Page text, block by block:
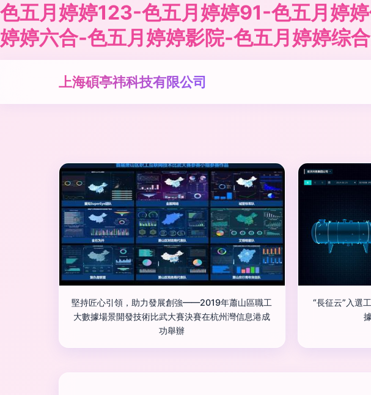
色五月婷婷123-色五月婷婷91-色五月婷
婷婷六合-色五月婷婷影院-色五月婷婷综
上海碩亭祎科技有限公司
堅持匠心引領，助力發展創強——2019年蕭山區職工
大數據場景開發技術比武大賽決賽在杭州灣信息港成
功舉辦
“長征云”入選